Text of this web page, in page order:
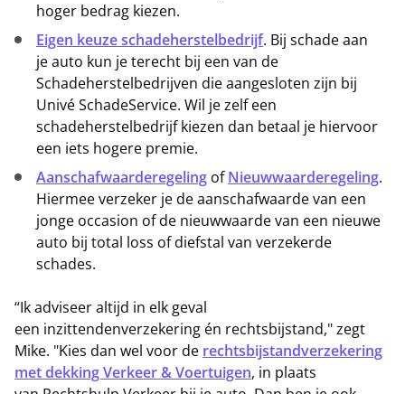
hoger bedrag kiezen.
Eigen keuze schadeherstelbedrijf. Bij schade aan
je auto kun je terecht bij een van de
Schadeherstelbedrijven die aangesloten zijn bij
Univé SchadeService. Wil je zelf een
schadeherstelbedrijf kiezen dan betaal je hiervoor
een iets hogere premie.
Aanschafwaarderegeling ofNieuwwaarderegeling.
Hiermee verzeker je de aanschafwaarde van een
jonge occasion of de nieuwwaarde van een nieuwe
auto bij total loss of diefstal van verzekerde
schades.
“Ik adviseer altijd in elk geval
een inzittendenverzekering én rechtsbijstand," zegt
Mike. "Kies dan wel voor de rechtsbijstandverzekering
met dekking Verkeer & Voertuigen, in plaats